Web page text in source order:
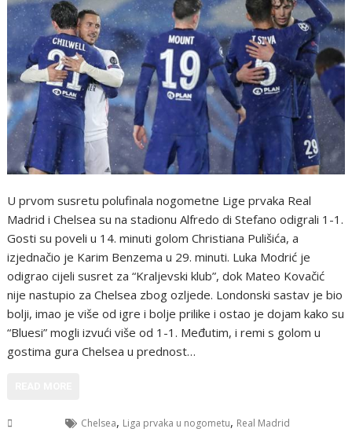
U prvom susretu polufinala nogometne Lige prvaka Real
Madrid i Chelsea su na stadionu Alfredo di Stefano odigrali 1-1.
Gosti su poveli u 14. minuti golom Christiana Pulišića, a
izjednačio je Karim Benzema u 29. minuti. Luka Modrić je
odigrao cijeli susret za “Kraljevski klub”, dok Mateo Kovačić
nije nastupio za Chelsea zbog ozljede. Londonski sastav je bio
bolji, imao je više od igre i bolje prilike i ostao je dojam kako su
“Bluesi” mogli izvući više od 1-1. Međutim, i remi s golom u
gostima gura Chelsea u prednost…
Chelsea, Liga prvaka u nogometu, Real Madrid